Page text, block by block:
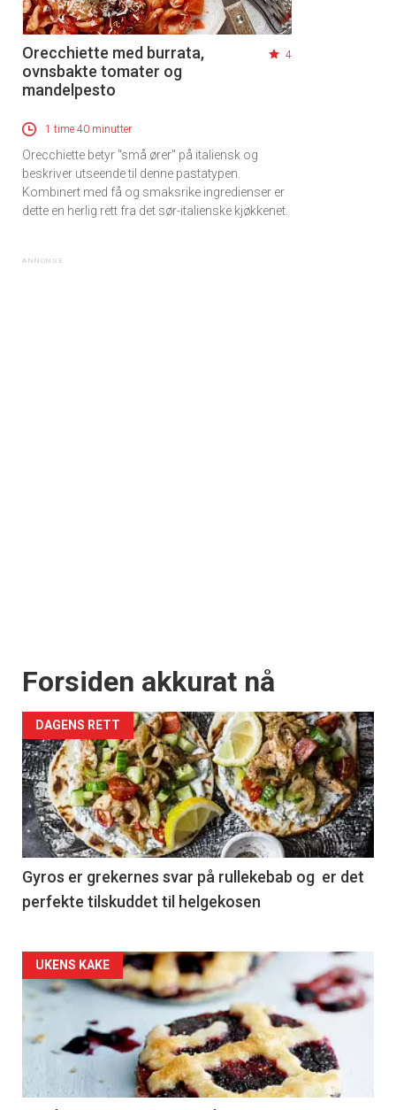
Orecchiette med burrata,
ovnsbakte tomater og
mandelpesto
4
1 time 40 minutter
Orecchiette betyr "små ører" på italiensk og
beskriver utseende til denne pastatypen.
Kombinert med få og smaksrike ingredienser er
dette en herlig rett fra det sør-italienske kjøkkenet.
Forsiden akkurat nå
DAGENS RETT
Gyros er grekernes svar på rullekebab og er det
perfekte tilskuddet til helgekosen
Forsiden
akkurat
nå
UKENS KAKE